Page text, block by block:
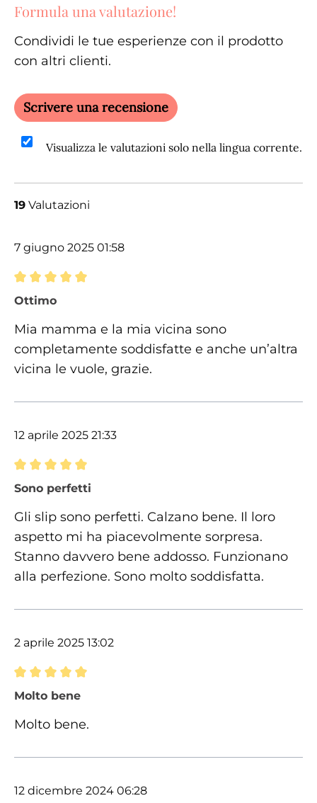
Formula una valutazione!
Condividi le tue esperienze con il prodotto
con altri clienti.
Scrivere una recensione
Visualizza le valutazioni solo nella lingua corrente.
19 Valutazioni
7 giugno 2025 01:58
Recensione con valutazione di 5 su 5 stelle
Ottimo
Mia mamma e la mia vicina sono
completamente soddisfatte e anche un’altra
vicina le vuole, grazie.
12 aprile 2025 21:33
Recensione con valutazione di 5 su 5 stelle
Sono perfetti
Gli slip sono perfetti. Calzano bene. Il loro
aspetto mi ha piacevolmente sorpresa.
Stanno davvero bene addosso. Funzionano
alla perfezione. Sono molto soddisfatta.
2 aprile 2025 13:02
Recensione con valutazione di 5 su 5 stelle
Molto bene
Molto bene.
12 dicembre 2024 06:28